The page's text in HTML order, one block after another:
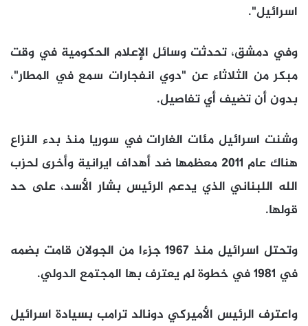
اسرائيل".
وفي دمشق، تحدثت وسائل الإعلام الحكومية في وقت
مبكر من الثلاثاء عن "دوي انفجارات سمع في المطار"،
بدون أن تضيف أي تفاصيل.
وشنت اسرائيل مئات الغارات في سوريا منذ بدء النزاع
هناك عام 2011 معظمها ضد أهداف ايرانية وأخرى لحزب
الله اللبناني الذي يدعم الرئيس بشار الأسد، على حد
قولها.
وتحتل اسرائيل منذ 1967 جزءا من الجولان قامت بضمه
في 1981 في خطوة لم يعترف بها المجتمع الدولي.
واعترف الرئيس الأميركي دونالد ترامب بسيادة اسرائيل